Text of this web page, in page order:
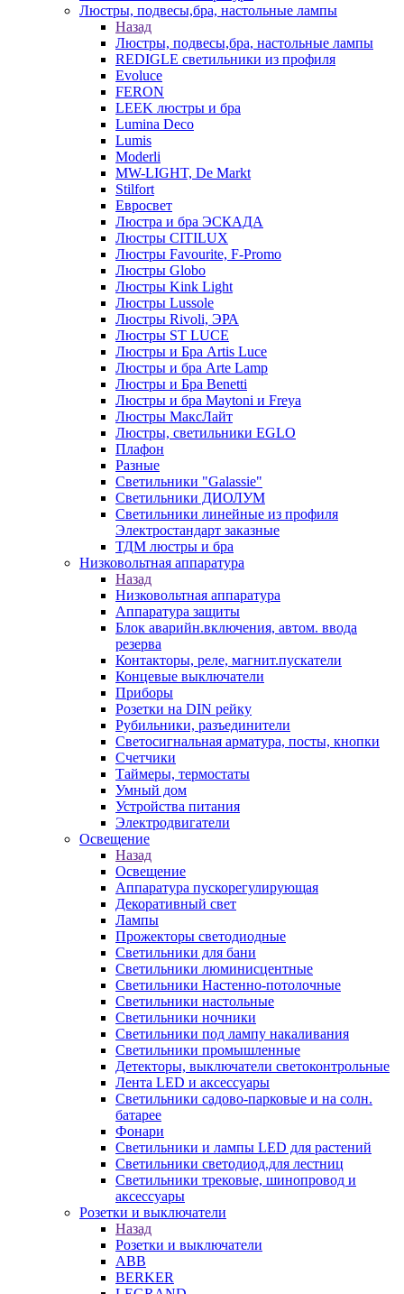
Люстры, подвесы,бра, настольные лампы
Назад
Люстры, подвесы,бра, настольные лампы
REDIGLE светильники из профиля
Evoluce
FERON
LEEK люстры и бра
Lumina Deco
Lumis
Moderli
MW-LIGHT, De Markt
Stilfort
Евросвет
Люстра и бра ЭСКАДА
Люстры CITILUX
Люстры Favourite, F-Promo
Люстры Globo
Люстры Kink Light
Люстры Lussole
Люстры Rivoli, ЭРА
Люстры ST LUCE
Люстры и Бра Artis Luce
Люстры и бра Arte Lamp
Люстры и Бра Benetti
Люстры и бра Maytoni и Freya
Люстры МаксЛайт
Люстры, светильники EGLO
Плафон
Разные
Светильники "Galassie"
Светильники ДИОЛУМ
Светильники линейные из профиля
Электростандарт заказные
ТДМ люстры и бра
Низковольтная аппаратура
Назад
Низковольтная аппаратура
Аппаратура защиты
Блок аварийн.включения, автом. ввода
резерва
Контакторы, реле, магнит.пускатели
Концевые выключатели
Приборы
Розетки на DIN рейку
Рубильники, разъединители
Светосигнальная арматура, посты, кнопки
Счетчики
Таймеры, термостаты
Умный дом
Устройства питания
Электродвигатели
Освещение
Назад
Освещение
Аппаратура пускорегулирующая
Декоративный свет
Лампы
Прожекторы светодиодные
Светильники для бани
Светильники люминисцентные
Светильники Настенно-потолочные
Светильники настольные
Светильники ночники
Светильники под лампу накаливания
Светильники промышленные
Детекторы, выключатели светоконтрольные
Лента LED и аксессуары
Светильники садово-парковые и на солн.
батарее
Фонари
Светильники и лампы LED для растений
Светильники светодиод.для лестниц
Светильники трековые, шинопровод и
аксессуары
Розетки и выключатели
Назад
Розетки и выключатели
ABB
BERKER